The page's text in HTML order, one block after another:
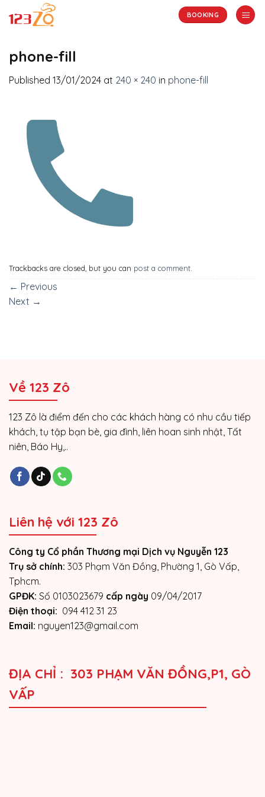
BOOKING
phone-fill
Published 13/01/2024 at 240 × 240 in phone-fill
Trackbacks are closed, but you can post a comment.
← Previous
Next →
Về 123 Zô
123 Zô là điểm đến cho các khách hàng có nhu cầu tiếp
khách, tụ tập bạn bè, gia đình, liên hoan sinh nhật, Tất
niên, Báo Hy,..
Liên hệ với 123 Zô
Công ty Cổ phần Thương mại Dịch vụ Nguyễn 123
Trụ sở chính: 303 Phạm Văn Đồng, Phường 1, Gò Vấp,
Tphcm.
GPĐK: Số 0103023679 cấp ngày 09/04/2017
Điện thoại: 094 412 31 23
Email: nguyen123@gmail.com
ĐỊA CHỈ : 303 PHẠM VĂN ĐỒNG,P1, GÒ
VẤP